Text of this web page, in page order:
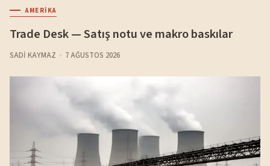
AMERIKA
Trade Desk — Satış notu ve makro baskılar
SADI KAYMAZ 7 AĞUSTOS 2026